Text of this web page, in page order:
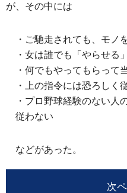
が、その中には
・ご馳走されても、モノ
・女は誰でも「やらせる
・何でもやってもらって
・上の指令には恐ろしく
・プロ野球経験のない人
従わない
などがあった。
次